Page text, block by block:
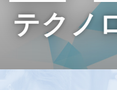
テクノ